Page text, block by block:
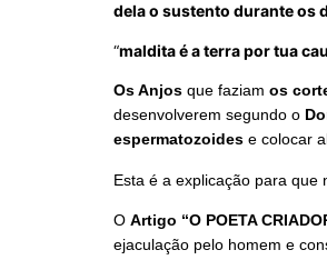
dela o sustento durante os
“maldita é a terra por tua
Os Anjos que faziam os
desenvolverem segundo o
espermatozoides e colocar
Esta é a explicação para que
O Artigo “O POETA
ejaculação pelo homem e